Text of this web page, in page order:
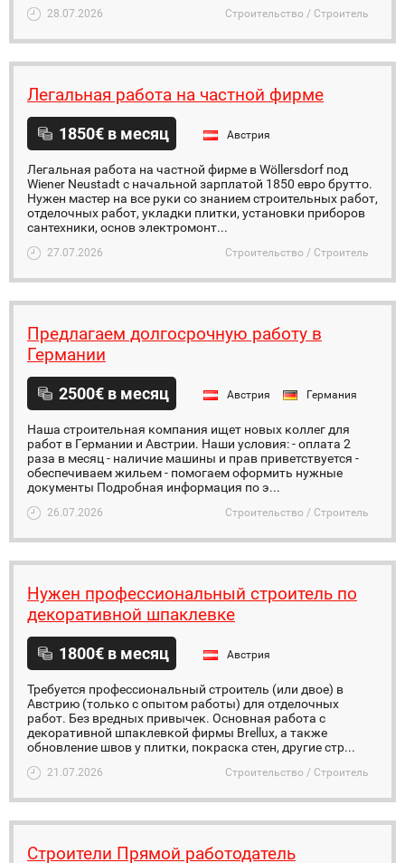
28.07.2026 Строительство / Строитель
Легальная работа на частной фирме
1850€ в месяц Австрия
Легальная работа на частной фирме в Wöllersdorf под
Wiener Neustadt с начальной зарплатой 1850 евро брутто.
Нужен мастер на все руки со знанием строительных работ,
отделочных работ, укладки плитки, установки приборов
сантехники, основ электромонт...
27.07.2026 Строительство / Строитель
Предлагаем долгосрочную работу в
Германии
2500€ в месяц Австрия Германия
Наша строительная компания ищет новых коллег для
работ в Германии и Австрии. Наши условия: - оплата 2
раза в месяц - наличие машины и прав приветствуется -
обеспечиваем жильем - помогаем оформить нужные
документы Подробная информация по э...
26.07.2026 Строительство / Строитель
Нужен профессиональный строитель по
декоративной шпаклевке
1800€ в месяц Австрия
Требуется профессиональный строитель (или двое) в
Австрию (только с опытом работы) для отделочных
работ. Без вредных привычек. Основная работа с
декоративной шпаклевкой фирмы Brellux, а также
обновление швов у плитки, покраска стен, другие стр...
21.07.2026 Строительство / Строитель
Строители Прямой работодатель